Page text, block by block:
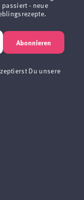
- neue
Abonnieren
Du unsere